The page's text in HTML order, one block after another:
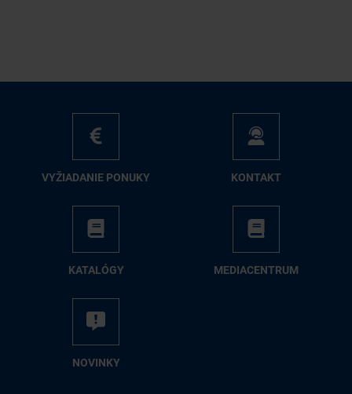
VY­ŽIA­DA­NIE PO­NU­KY KON­TAKT
KA­TA­LÓ­GY ME­DIA­CEN­TRUM
NO­VIN­KY